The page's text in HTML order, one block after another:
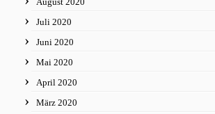
Juli 2020
Juni 2020
Mai 2020
April 2020
März 2020